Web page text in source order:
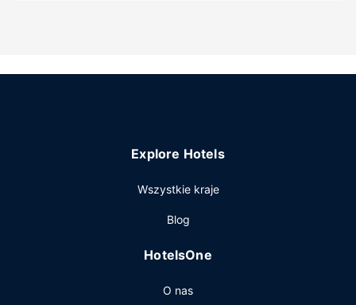
widok. Dostępne są również takie udogodnienia, jak
Explore Hotels
Wszystkie kraje
Blog
HotelsOne
O nas